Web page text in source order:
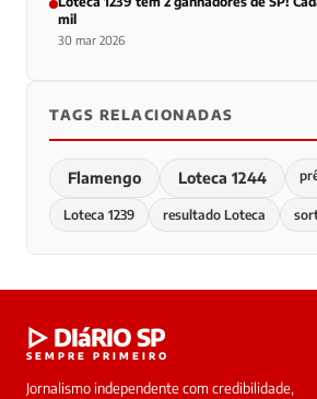
mil
30 mar 2026
TAGS RELACIONADAS
Flamengo Loteca 1244
Loteca 1239 resultado Loteca
▷ DIáRIO SP
SEMPRE PRIMEIRO
Jornalismo independente com credibilidade,